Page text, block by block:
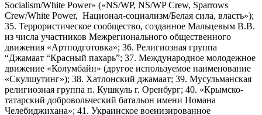
Socialism/White Power» («NS/WP, NS/WP Crew, Sparrows
Crew/White Power, Национал-социализм/Белая сила, власть»);
35. Террористическое сообщество, созданное Мальцевым В.В.
из числа участников Межрегионального общественного
движения «Артподготовка»; 36. Религиозная группа
“Джамаат “Красный пахарь”; 37. Международное молодежное
движение «Колумбайн» (другое используемое наименование
«Скулшутинг»); 38. Хатлонский джамаат; 39. Мусульманская
религиозная группа п. Кушкуль г. Оренбург; 40. «Крымско-
татарский добровольческий батальон имени Номана
Челебиджихана»; 41. Украинское военизированное